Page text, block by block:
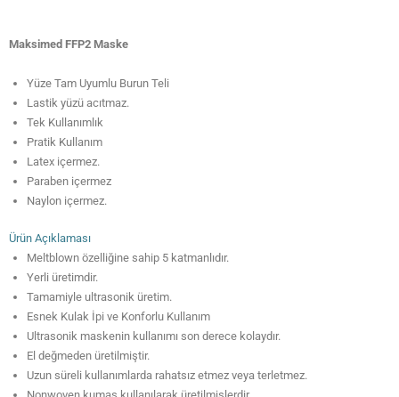
Maksimed FFP2 Maske
Yüze Tam Uyumlu Burun Teli
Lastik yüzü acıtmaz.
Tek Kullanımlık
Pratik Kullanım
Latex içermez.
Paraben içermez
Naylon içermez.
Ürün Açıklaması
Meltblown özelliğine sahip 5 katmanlıdır.
Yerli üretimdir.
Tamamiyle ultrasonik üretim.
Esnek Kulak İpi ve Konforlu Kullanım
Ultrasonik maskenin kullanımı son derece kolaydır.
El değmeden üretilmiştir.
Uzun süreli kullanımlarda rahatsız etmez veya terletmez.